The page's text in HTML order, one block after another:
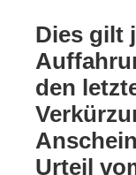
Dies gilt
den
Urteil